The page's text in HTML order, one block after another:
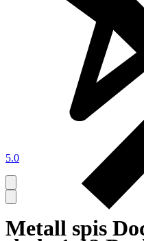
5.0
Metall spis